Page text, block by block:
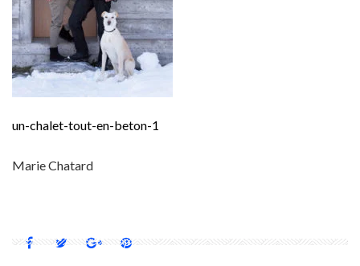
un-chalet-tout-en-beton-1
Marie Chatard